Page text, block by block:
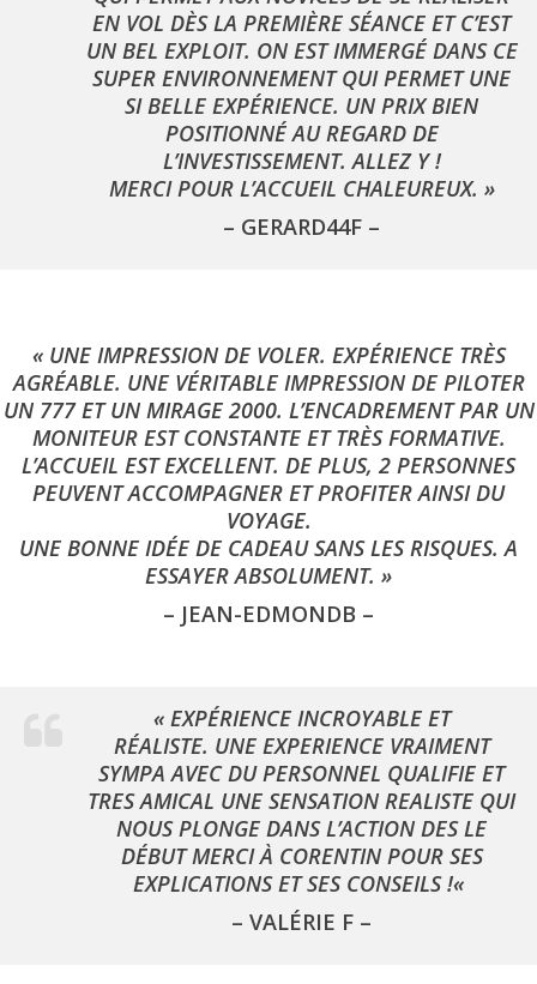
EN VOL DÈS LA PREMIÈRE SÉANCE ET C’EST
UN BEL EXPLOIT. ON EST IMMERGÉ DANS CE
SUPER ENVIRONNEMENT QUI PERMET UNE
SI BELLE EXPÉRIENCE. UN PRIX BIEN
POSITIONNÉ AU REGARD DE
L’INVESTISSEMENT. ALLEZ Y !
MERCI POUR L’ACCUEIL CHALEUREUX. »
– GERARD44F –
« UNE IMPRESSION DE VOLER. EXPÉRIENCE TRÈS
AGRÉABLE. UNE VÉRITABLE IMPRESSION DE PILOTER
UN 777 ET UN MIRAGE 2000. L’ENCADREMENT PAR UN
MONITEUR EST CONSTANTE ET TRÈS FORMATIVE.
L’ACCUEIL EST EXCELLENT. DE PLUS, 2 PERSONNES
PEUVENT ACCOMPAGNER ET PROFITER AINSI DU
VOYAGE.
UNE BONNE IDÉE DE CADEAU SANS LES RISQUES. A
ESSAYER ABSOLUMENT. »
– JEAN-EDMONDB –
« EXPÉRIENCE INCROYABLE ET
RÉALISTE. UNE EXPERIENCE VRAIMENT
SYMPA AVEC DU PERSONNEL QUALIFIE ET
TRES AMICAL UNE SENSATION REALISTE QUI
NOUS PLONGE DANS L’ACTION DES LE
DÉBUT MERCI À CORENTIN POUR SES
EXPLICATIONS ET SES CONSEILS !«
– VALÉRIE F –